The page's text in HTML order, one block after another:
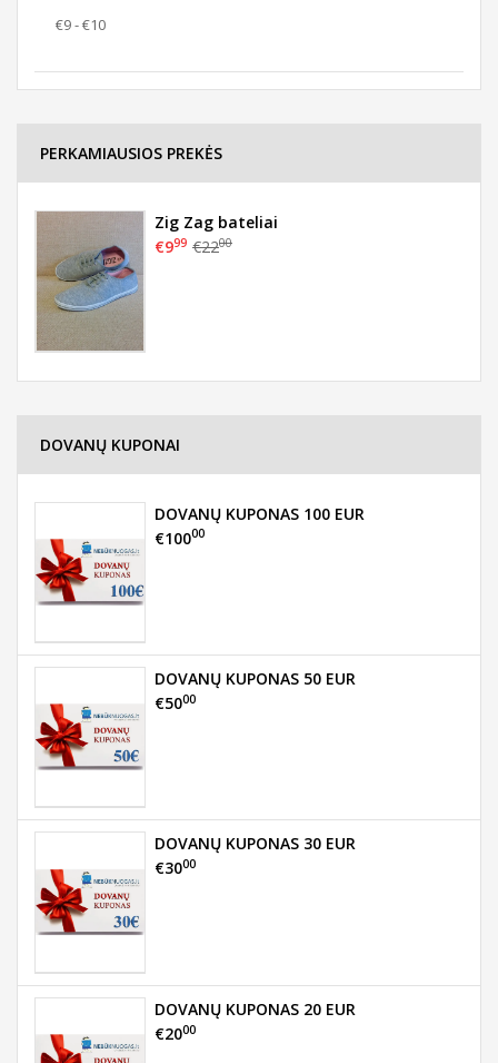
PERKAMIAUSIOS PREKĖS
Zig Zag bateliai
€999 €2200
DOVANŲ KUPONAI
DOVANŲ KUPONAS 100 EUR
€10000
DOVANŲ KUPONAS 50 EUR
€5000
DOVANŲ KUPONAS 30 EUR
€3000
DOVANŲ KUPONAS 20 EUR
€2000